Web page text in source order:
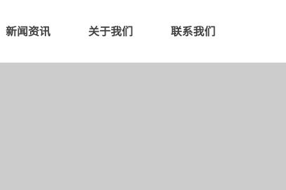
新闻资讯 关于我们 联系我们